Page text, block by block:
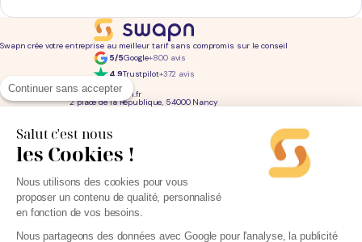
Continuer sans accepter
Salut c'est nous
les Cookies !
Nous utilisons des cookies pour vous
proposer un contenu de qualité, personnalisé
en fonction de vos besoins.
Nous partageons des données avec Google pour l'analyse, la publicité
Swapn crée votre entreprise au meilleur tarif sans compromis sur le conseil
5/5Google+800 avis
4,9Trustpilot+372 avis
01 76 31 04 86
bonjour@swapn.fr
2 place de la République, 54000 Nancy
Services
Création d'entreprise
Comptabilité pas cher
Offres de comptabilité par métier
Offres de comptabilité par ville
Tarifs
Devis comptable gratuit
Liens utiles
Découvrez Swapn
Avis clients
Devenir partenaire
Engagements éthiques
L-Expert-Comptable.com
La news' des entrepreneurs
pour en savoir plus.